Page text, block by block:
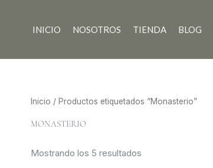
contenidoINICIO NOSOTROS TIENDA BLOG
Inicio / Productos etiquetados “Monasterio”
MONASTERIO
Mostrando los 5 resultados